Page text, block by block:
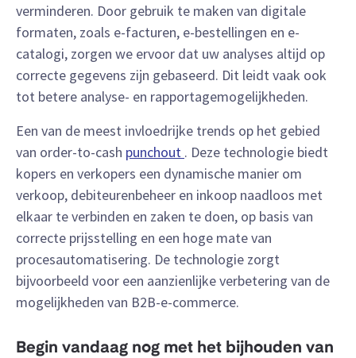
verminderen. Door gebruik te maken van digitale
formaten, zoals e-facturen, e-bestellingen en e-
catalogi, zorgen we ervoor dat uw analyses altijd op
correcte gegevens zijn gebaseerd. Dit leidt vaak ook
tot betere analyse- en rapportagemogelijkheden.
Een van de meest invloedrijke trends op het gebied
van order-to-cash punchout . Deze technologie biedt
kopers en verkopers een dynamische manier om
verkoop, debiteurenbeheer en inkoop naadloos met
elkaar te verbinden en zaken te doen, op basis van
correcte prijsstelling en een hoge mate van
procesautomatisering. De technologie zorgt
bijvoorbeeld voor een aanzienlijke verbetering van de
mogelijkheden van B2B-e-commerce.
Begin vandaag nog met het bijhouden van